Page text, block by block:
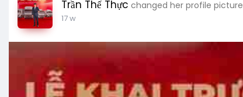
Trần Thế Thực changed her profile picture
17 w